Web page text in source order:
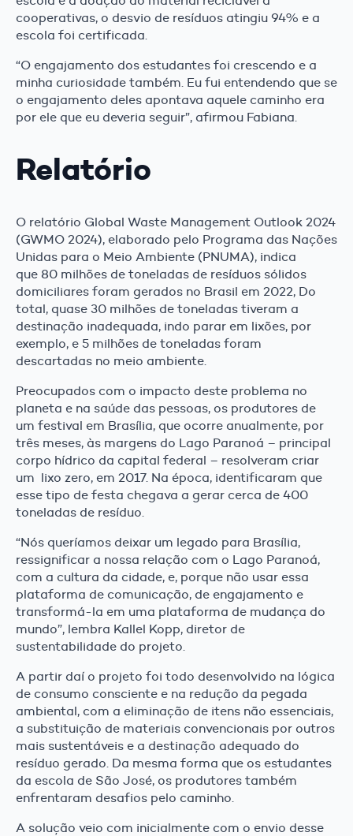
cooperativas, o desvio de resíduos atingiu 94% e a
escola foi certificada.
“O engajamento dos estudantes foi crescendo e a
minha curiosidade também. Eu fui entendendo que se
o engajamento deles apontava aquele caminho era
por ele que eu deveria seguir”, afirmou Fabiana.
Relatório
O relatório Global Waste Management Outlook 2024
(GWMO 2024), elaborado pelo Programa das Nações
Unidas para o Meio Ambiente (PNUMA), indica
que 80 milhões de toneladas de resíduos sólidos
domiciliares foram gerados no Brasil em 2022, Do
total, quase 30 milhões de toneladas tiveram a
destinação inadequada, indo parar em lixões, por
exemplo, e 5 milhões de toneladas foram
descartadas no meio ambiente.
Preocupados com o impacto deste problema no
planeta e na saúde das pessoas, os produtores de
um festival em Brasília, que ocorre anualmente, por
três meses, às margens do Lago Paranoá – principal
corpo hídrico da capital federal – resolveram criar
um lixo zero, em 2017. Na época, identificaram que
esse tipo de festa chegava a gerar cerca de 400
toneladas de resíduo.
“Nós queríamos deixar um legado para Brasília,
ressignificar a nossa relação com o Lago Paranoá,
com a cultura da cidade, e, porque não usar essa
plataforma de comunicação, de engajamento e
transformá-la em uma plataforma de mudança do
mundo”, lembra Kallel Kopp, diretor de
sustentabilidade do projeto.
A partir daí o projeto foi todo desenvolvido na lógica
de consumo consciente e na redução da pegada
ambiental, com a eliminação de itens não essenciais,
a substituição de materiais convencionais por outros
mais sustentáveis e a destinação adequado do
resíduo gerado. Da mesma forma que os estudantes
da escola de São José, os produtores também
enfrentaram desafios pelo caminho.
A solução veio com inicialmente com o envio desse